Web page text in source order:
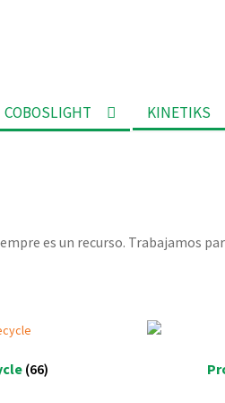
COBOSLIGHT KINETIKS
es un recurso. Trabajamos
(66)